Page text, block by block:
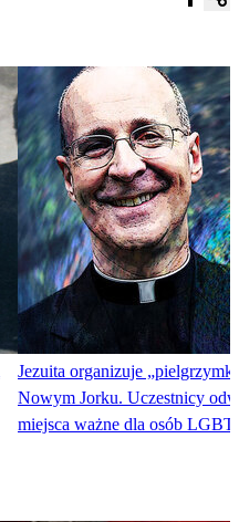
Jezuita organizuje
Nowym Jorku. Uczestnicy
miejsca ważne dla osób LGBT